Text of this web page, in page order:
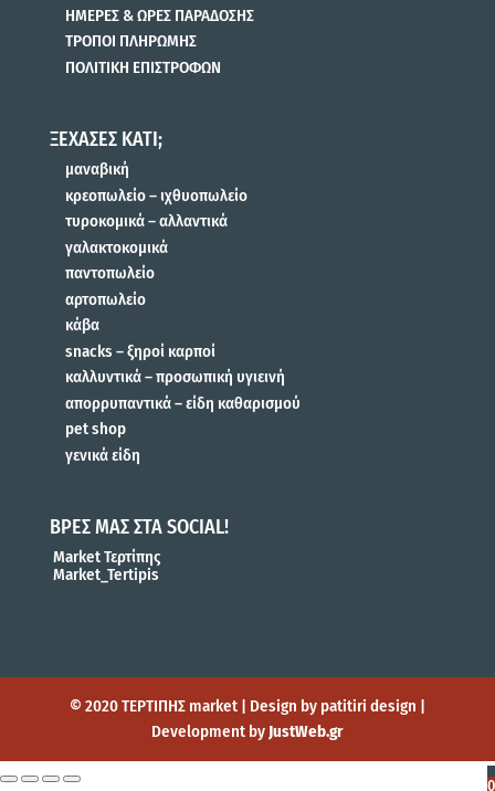
ΗΜΕΡΕΣ & ΩΡΕΣ ΠΑΡΑΔΟΣΗΣ
ΤΡΟΠΟΙ ΠΛΗΡΩΜΗΣ
ΠΟΛΙΤΙΚΗ ΕΠΙΣΤΡΟΦΩΝ
ΞΕΧΑΣΕΣ ΚΑΤΙ;
μαναβική
κρεοπωλείο – ιχθυοπωλείο
τυροκομικά – αλλαντικά
γαλακτοκομικά
παντοπωλείο
αρτοπωλείο
κάβα
snacks – ξηροί καρποί
καλλυντικά – προσωπική υγιεινή
απορρυπαντικά – είδη καθαρισμού
pet shop
γενικά είδη
ΒΡΕΣ ΜΑΣ ΣΤΑ SOCIAL!
Market Τερτίπης
Market_Tertipis
© 2020 ΤΕΡΤΙΠΗΣ market | Design by patitiri design |
Development by JustWeb.gr
0